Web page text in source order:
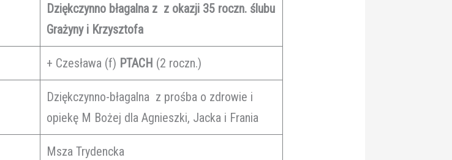
Dziękczynno błagalna z z okazji 35 roczn. ślubu
Grażyny i Krzysztofa
+ Czesława (f) PTACH (2 roczn.)
Dziękczynno-błagalna z prośba o zdrowie i
opiekę M Bożej dla Agnieszki, Jacka i Frania
Msza Trydencka